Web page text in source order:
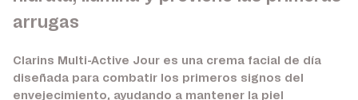
arrugas
Clarins Multi-Active Jour es una crema facial de día
diseñada para combatir los primeros signos del
envejecimiento, ayudando a mantener la piel